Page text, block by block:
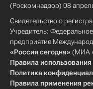
(Роскомнадзор) 08
Свидетельство о
Учредитель:
предприятие
«Россия сегодня» (МИА
Правила
Политика
Правила применения